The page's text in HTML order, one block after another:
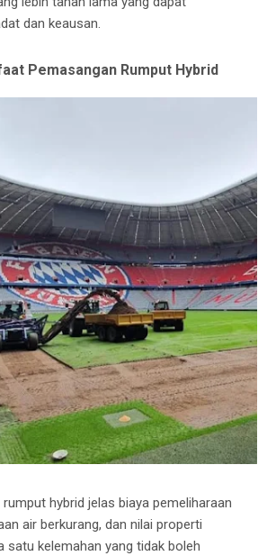
dan keausan.
Pemasangan Rumput Hybrid
hybrid jelas biaya pemeliharaan
air berkurang, dan nilai properti
satu kelemahan yang tidak boleh